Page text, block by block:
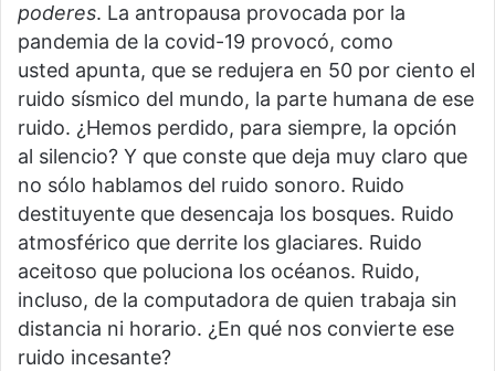
poderes. La antropausa provocada por la
pandemia de la covid-19 provocó, como
usted apunta, que se redujera en 50 por ciento el
ruido sísmico del mundo, la parte humana de ese
ruido. ¿Hemos perdido, para siempre, la opción
al silencio? Y que conste que deja muy claro que
no sólo hablamos del ruido sonoro. Ruido
destituyente que desencaja los bosques. Ruido
atmosférico que derrite los glaciares. Ruido
aceitoso que poluciona los océanos. Ruido,
incluso, de la computadora de quien trabaja sin
distancia ni horario. ¿En qué nos convierte ese
ruido incesante?